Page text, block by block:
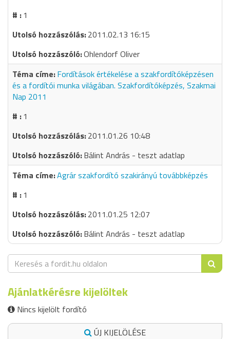
1
2011.02.13 16:15
Ohlendorf Oliver
Fordítások értékelése a szakfordítóképzésen
és a fordítói munka világában. Szakfordítóképzés, Szakmai
Nap 2011
1
2011.01.26 10:48
Bálint András - teszt adatlap
Agrár szakfordító szakirányú továbbképzés
1
2011.01.25 12:07
Bálint András - teszt adatlap
Ajánlatkérésre kijelöltek
Nincs kijelölt fordító
ÚJ KIJELÖLÉSE